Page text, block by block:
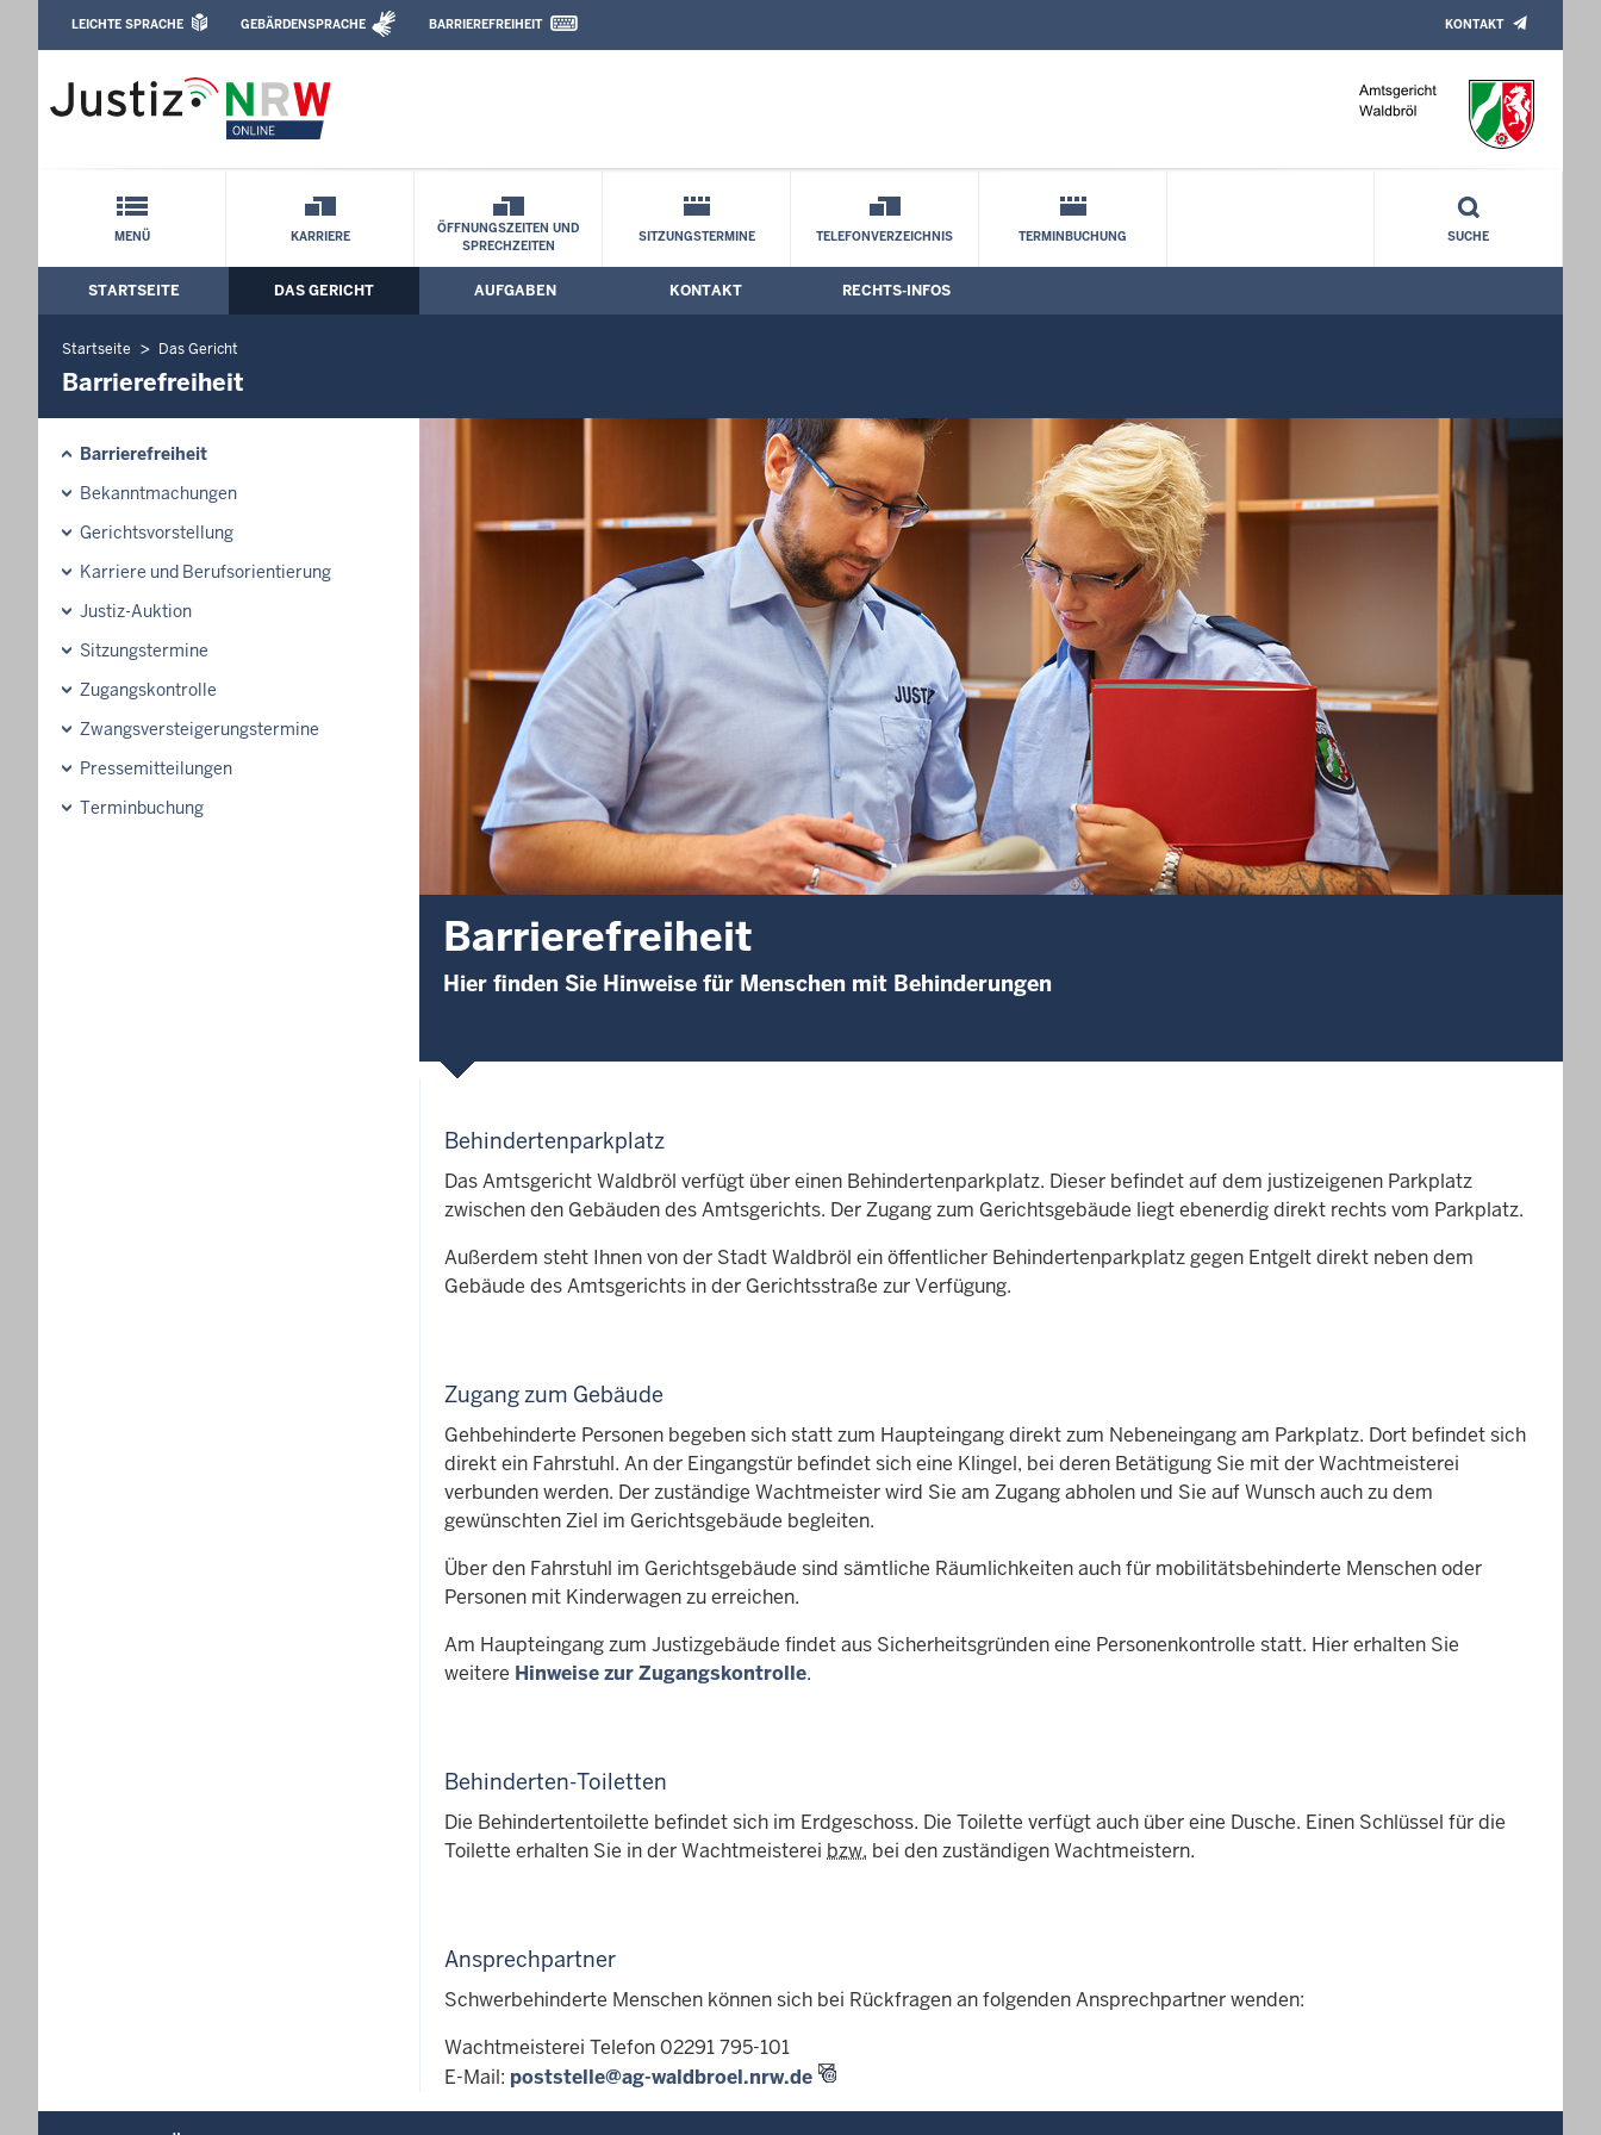
Amtsgericht Waldbröl: Barrierefreiheit
Leichte Sprache, Gebärdensprachenvideo und Kontaktformular
LEICHTE SPRACHE GEBÄRDENSPRACHE BARRIEREFREIHEIT KONTAKT
Schnellnavigation mit Volltext-Suche
MENÜ KARRIERE
ÖFFNUNGSZEITEN UND
SPRECHZEITEN
SITZUNGSTERMINE TELEFONVERZEICHNIS TERMINBUCHUNG SUCHE
Hauptmenü: Hauptnavigation
STARTSEITE DAS GERICHT AUFGABEN KONTAKT RECHTS-INFOS
Startseite Das Gericht
Barrierefreiheit
Barrierefreiheit
Bekanntmachungen
Gerichtsvorstellung
Karriere und Berufsorientierung
Justiz-Auktion
Sitzungstermine
Zugangskontrolle
Zwangsversteigerungs­termine
Pressemitteilungen
Terminbuchung
Barrierefreiheit
Hier finden Sie Hinweise für Menschen mit Behinderungen
Behindertenparkplatz
Das Amtsgericht Waldbröl verfügt über einen Behindertenparkplatz. Dieser befindet auf dem justizeigenen Parkplatz
zwischen den Gebäuden des Amtsgerichts. Der Zugang zum Gerichtsgebäude liegt ebenerdig direkt rechts vom Parkplatz.
Außerdem steht Ihnen von der Stadt Waldbröl ein öffentlicher Behindertenparkplatz gegen Entgelt direkt neben dem
Gebäude des Amtsgerichts in der Gerichtsstraße zur Verfügung.
Zugang zum Gebäude
Gehbehinderte Personen begeben sich statt zum Haupteingang direkt zum Nebeneingang am Parkplatz. Dort befindet sich
direkt ein Fahrstuhl. An der Eingangstür befindet sich eine Klingel, bei deren Betätigung Sie mit der Wachtmeisterei
verbunden werden. Der zuständige Wachtmeister wird Sie am Zugang abholen und Sie auf Wunsch auch zu dem
gewünschten Ziel im Gerichtsgebäude begleiten.
Über den Fahrstuhl im Gerichtsgebäude sind sämtliche Räumlichkeiten auch für mobilitätsbehinderte Menschen oder
Personen mit Kinderwagen zu erreichen.
Am Haupteingang zum Justizgebäude findet aus Sicherheitsgründen eine Personenkontrolle statt. Hier erhalten Sie
weitere Hinweise zur Zugangskontrolle.
Behinderten-Toiletten
Die Behindertentoilette befindet sich im Erdgeschoss. Die Toilette verfügt auch über eine Dusche. Einen Schlüssel für die
Toilette erhalten Sie in der Wachtmeisterei bzw. bei den zuständigen Wachtmeistern.
Ansprechpartner
Schwerbehinderte Menschen können sich bei Rückfragen an folgenden Ansprechpartner wenden:
Wachtmeisterei Telefon 02291 795-101
E-Mail: poststelle@ag-waldbroel.nrw.de